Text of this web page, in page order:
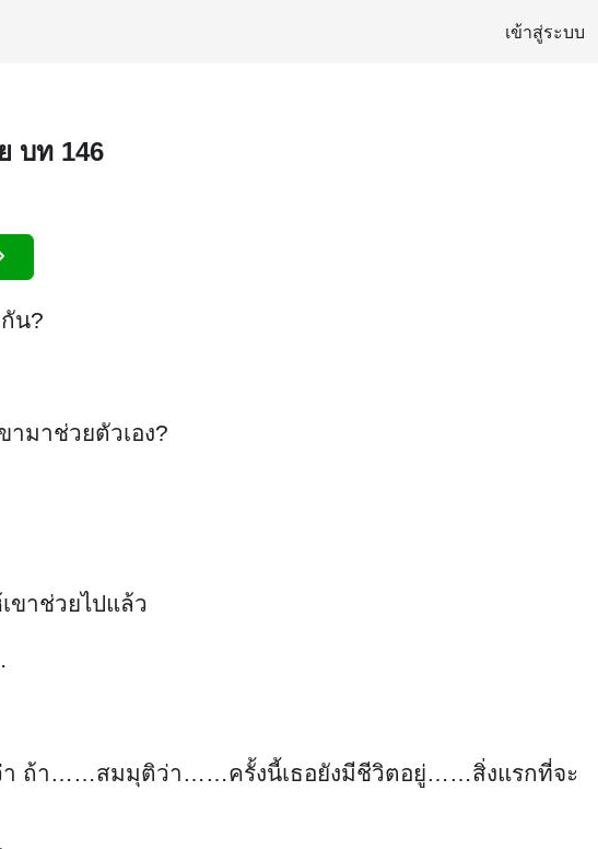
เข้าสู่ระบบ
บท 146
น?
ามาช่วยตัวเอง?
ขาช่วยไปแล้ว
ว่า ถ้า……สมมุติว่า……ครั้งนี้เธอยังมีชีวิตอยู่……สิ่งแรกที่จะ